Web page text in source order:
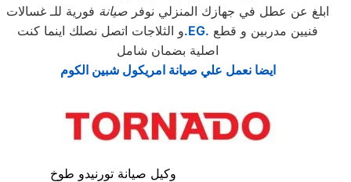
ابلغ عن عطل في جهازك المنزلي نوفر صيانة فورية للـ غسالات
و الثلاجات اتصل نصلك اينما كنت.EG.
اصلية بضمان شامل
ايضا نعمل علي صيانة امريكول شبين الكوم
وكيل صيانة تورنيدو طوخ